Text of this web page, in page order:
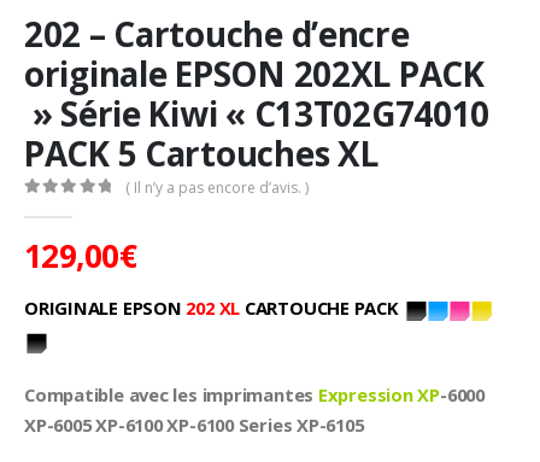
202 – Cartouche d’encre
originale EPSON 202XL PACK
» Série Kiwi « C13T02G74010
PACK 5 Cartouches XL
( Il n’y a pas encore d’avis. )
129,00€
ORIGINALE EPSON 202 XL CARTOUCHE PACK
Compatible avec les imprimantes Expression XP-6000
XP-6005 XP-6100 XP-6100 Series XP-6105